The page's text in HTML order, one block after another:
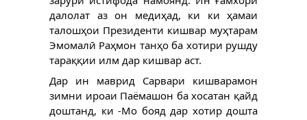
далолат аз он медиҳад, ки ки ҳамаи
талошҳои Президенти кишвар муҳтарам
Эмомалӣ Раҳмон танҳо ба хотири рушду
тараққии илм дар кишвар аст.
Дар ин маврид Сарвари кишварамон
зимни ироаи Паёмашон ба хосатан қайд
доштанд, ки -Мо бояд дар хотир дошта